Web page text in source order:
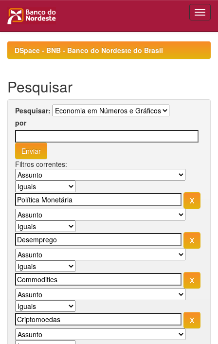
navigationDSpace - BNB - Banco do Nordeste do Brasil
Pesquisar
Pesquisar:
por
Filtros correntes: